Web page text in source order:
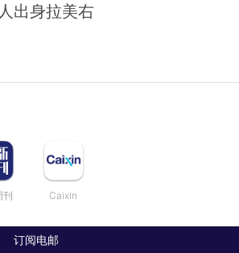
出身拉美右
刊 Caixin
订阅电邮